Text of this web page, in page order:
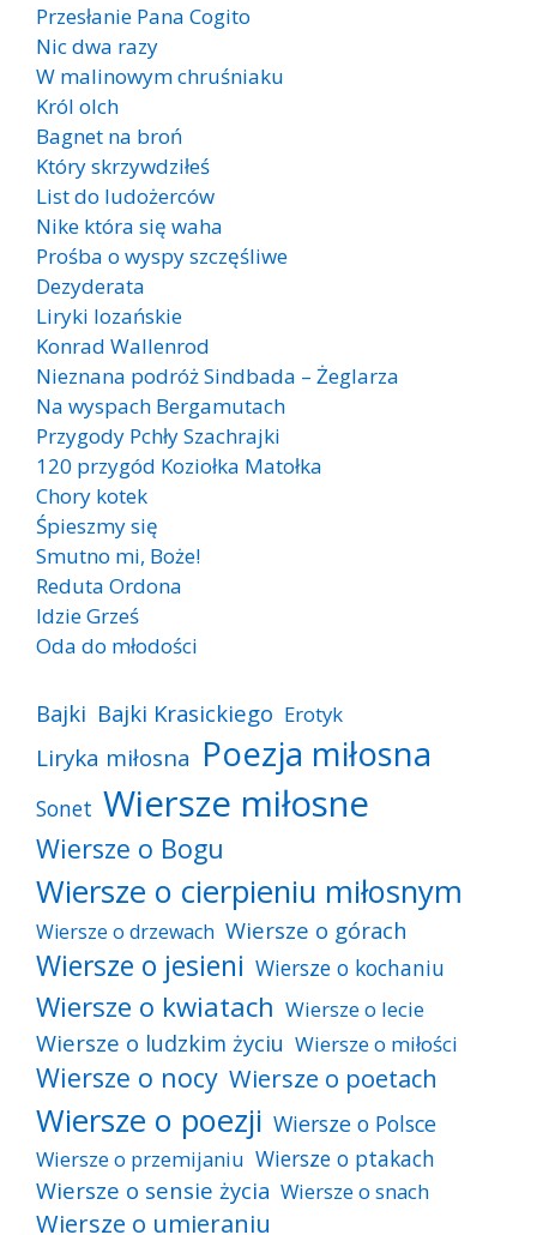
Przesłanie Pana Cogito
Nic dwa razy
W malinowym chruśniaku
Król olch
Bagnet na broń
Który skrzywdziłeś
List do ludożerców
Nike która się waha
Prośba o wyspy szczęśliwe
Dezyderata
Liryki lozańskie
Konrad Wallenrod
Nieznana podróż Sindbada – Żeglarza
Na wyspach Bergamutach
Przygody Pchły Szachrajki
120 przygód Koziołka Matołka
Chory kotek
Śpieszmy się
Smutno mi, Boże!
Reduta Ordona
Idzie Grześ
Oda do młodości
Bajki Bajki Krasickiego Erotyk
Liryka miłosna Poezja miłosna
Sonet Wiersze miłosne
Wiersze o Bogu
Wiersze o cierpieniu miłosnym
Wiersze o drzewach Wiersze o górach
Wiersze o jesieni Wiersze o kochaniu
Wiersze o kwiatach Wiersze o lecie
Wiersze o ludzkim życiu Wiersze o miłości
Wiersze o nocy Wiersze o poetach
Wiersze o poezji Wiersze o Polsce
Wiersze o przemijaniu Wiersze o ptakach
Wiersze o sensie życia Wiersze o snach
Wiersze o umieraniu